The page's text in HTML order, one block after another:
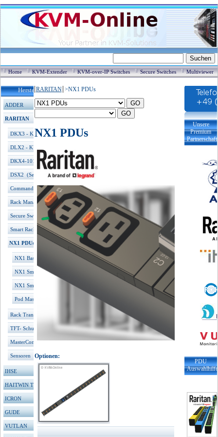
Home KVM-Extender KVM-over-IP Switches Secure Switches Multiviewer
Hersteller / Produkte
ADDER
RARITAN
DKX3 - KVM over IP Switch
DLX2 - KVM over IP Switch
DKX4-101 (4K over IP)
DSX2 (Seriell over IP)
CommandCenter SG
Rack Management
Secure Switches
Smart Rack PDUs
NX1 PDUs
NX1 Basic PDU's
NX1 Smart Ready PDU's
NX1 Smart Node PDU's
Pod Master
Rack Transfer Switches
TFT- Schubladen
MasterConsole Digital
Sensoren
IHSE
HAITWIN TFT
ICRON
GUDE
VUTLAN
RARITAN >NX1 PDUs
NX1 PDUs
Optionen:
Unsere
Premium
PDU
Auswahlhilfe